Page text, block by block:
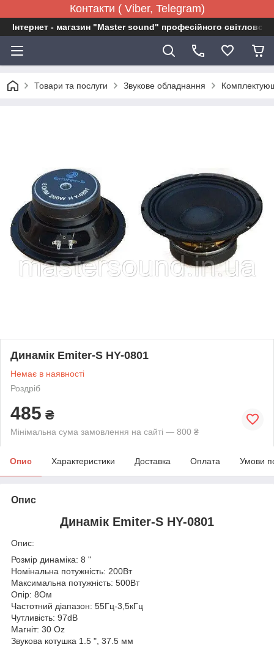
Контакти ( Viber, Telegram)
Інтернет - магазин "Master sound" професійного
Товари та послуги Звукове обладнання
Динамік Emiter-S HY-0801
Немає в наявності
Роздріб
485 ₴
Мінімальна сума замовлення на сайті — 800 ₴
Опис Характеристики Доставка Оплата Умови
Опис
Динамік Emiter-S HY-0801
Опис:
Розмір динаміка: 8 "
Номінальна потужність: 200Вт
Максимальна потужність: 500Вт
Опір: 8Ом
Частотний діапазон: 55Гц-3,5кГц
Чутливість: 97dB
Магніт: 30 Oz
Звукова котушка 1.5 ", 37.5 мм